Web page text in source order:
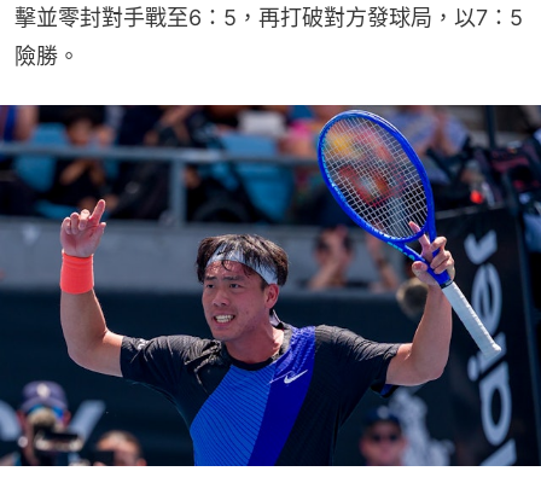
擊並零封對手戰至6：5，再打破對方發球局，以7：5
險勝。